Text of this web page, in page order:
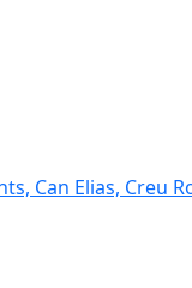
Can Elias, Creu